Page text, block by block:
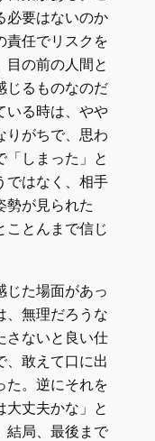
必要はないのか
責任でリスクを
目の前の人間と
じるものなのだ
いる時は、やや
りがちで、思わ
「しまった」と
ではなく、相手
勢が見られた
ことんまで信じ
た場面があっ
、無理だろうな
さないと良い仕
、敢えて口に出
た。逆にそれを
大丈夫かな」と
結局、最後まで